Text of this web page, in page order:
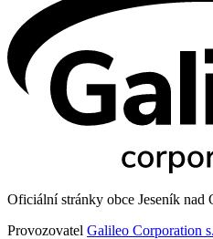
Oficiální stránky obce Jeseník nad
Provozovatel Galileo Corporation